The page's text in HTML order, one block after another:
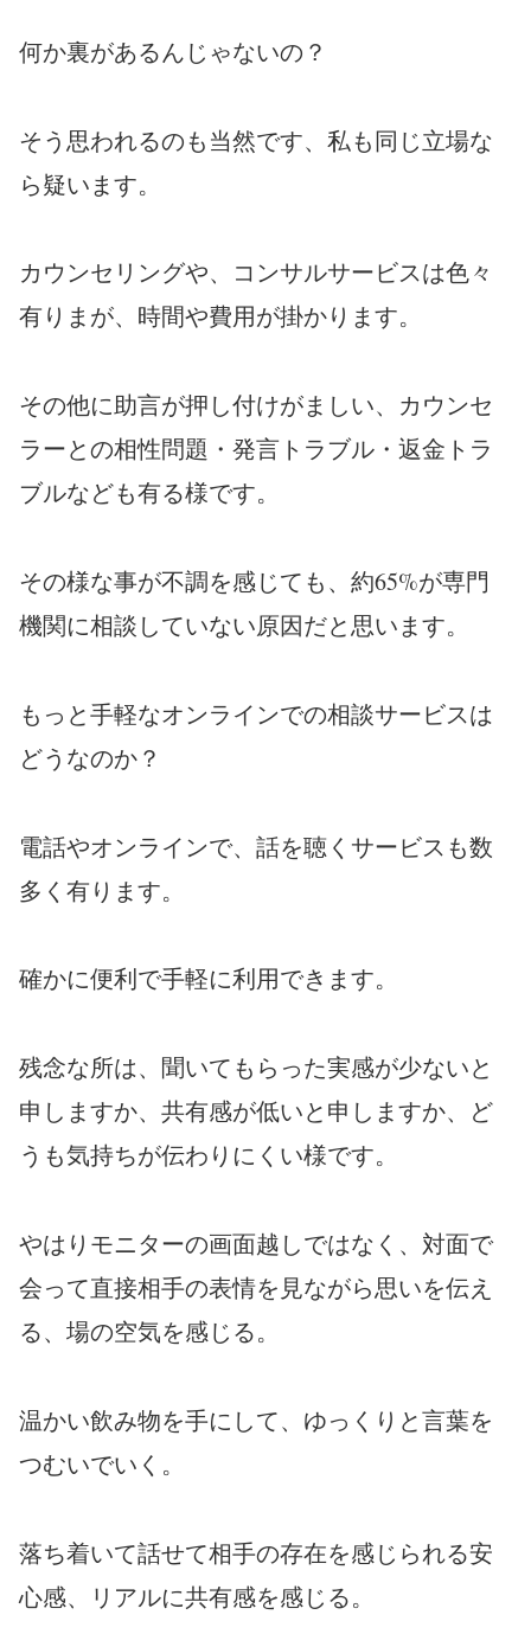
何か裏があるんじゃないの？
そう思われるのも当然です、私も同じ立場な
ら疑います。
カウンセリングや、コンサルサービスは色々
有りまが、 時間や費用が掛かります。
その他に助言が押し付けがましい、カウンセ
ラーとの相性問題・発言トラブル・返金トラ
ブルなども有る様です。
その様な事が不調を感じても、約65%が専門
機関に相談していない原因だと思います。
もっと手軽なオンラインでの相談サービスは
どうなのか？
電話やオンラインで、話を聴くサービスも数
多く有ります。
確かに便利で手軽に利用できます。
残念な所は、聞いてもらった実感が少ないと
申しますか、共有感が低いと申しますか、
ど
うも気持ちが伝わりにくい様です。
やはりモニターの画面越しではなく、対面で
会って直接相手の表情を見ながら思いを伝え
る、場の空気を感じる。
温かい飲み物を手にして、ゆっくりと言葉を
つむいでいく。
落ち着いて話せて相手の存在を感じられる安
心感、
リアルに共有感を感じる。